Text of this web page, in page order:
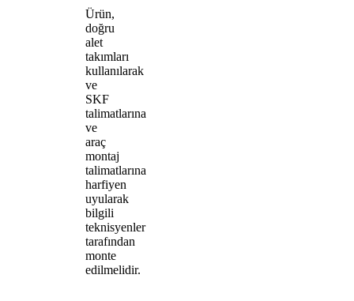
Ürün,
doğru
alet
takımları
kullanılarak
ve
SKF
talimatlarına
ve
araç
montaj
talimatlarına
harfiyen
uyularak
bilgili
teknisyenler
tarafından
monte
edilmelidir.